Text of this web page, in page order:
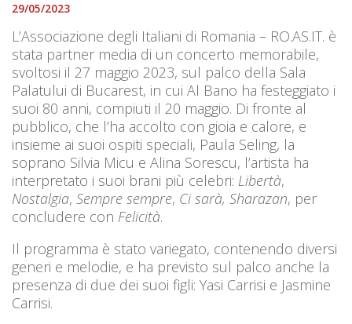
29/05/2023
L’Associazione degli Italiani di Romania – RO.AS.IT. è
stata partner media di un concerto memorabile,
svoltosi il 27 maggio 2023, sul palco della Sala
Palatului di Bucarest, in cui Al Bano ha festeggiato i
suoi 80 anni, compiuti il 20 maggio. Di fronte al
pubblico, che l’ha accolto con gioia e calore, e
insieme ai suoi ospiti speciali, Paula Seling, la
soprano Silvia Micu e Alina Sorescu, l’artista ha
interpretato i suoi brani più celebri: Libertà,
Nostalgia, Sempre sempre, Ci sarà, Sharazan, per
concludere con Felicità.
Il programma è stato variegato, contenendo diversi
generi e melodie, e ha previsto sul palco anche la
presenza di due dei suoi figli: Yasi Carrisi e Jasmine
Carrisi.